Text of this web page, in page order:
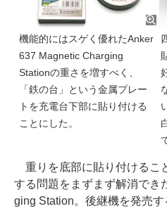
機能的にはスゲく優れたAnker
637 Magnetic Charging
Stationの重さを増すべく、
「鉄の台」という金属プレー
トを充電台下部に貼り付ける
ことにした。
重りを底部に貼り付けるこ
する問題をまずまず解消でき
ging Station。後継機を発売